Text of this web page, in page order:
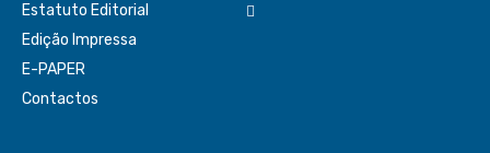
Estatuto Editorial
Edição Impressa
E-PAPER
Contactos